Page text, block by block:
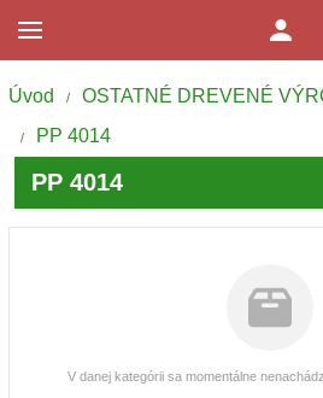
Úvod / OSTATNÉ DREVENÉ
/ PP 4014
PP 4014
V danej kategórii sa momentálne